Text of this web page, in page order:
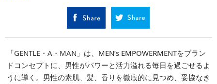
「GENTLE・A・MAN」は、MEN’s EMPOWERMENTをブラン
ドコンセプトに、男性がパワーと活力溢れる毎日を過ごせるよ
うに導く。男性の素肌、髪、香りを徹底的に見つめ、妥協なき